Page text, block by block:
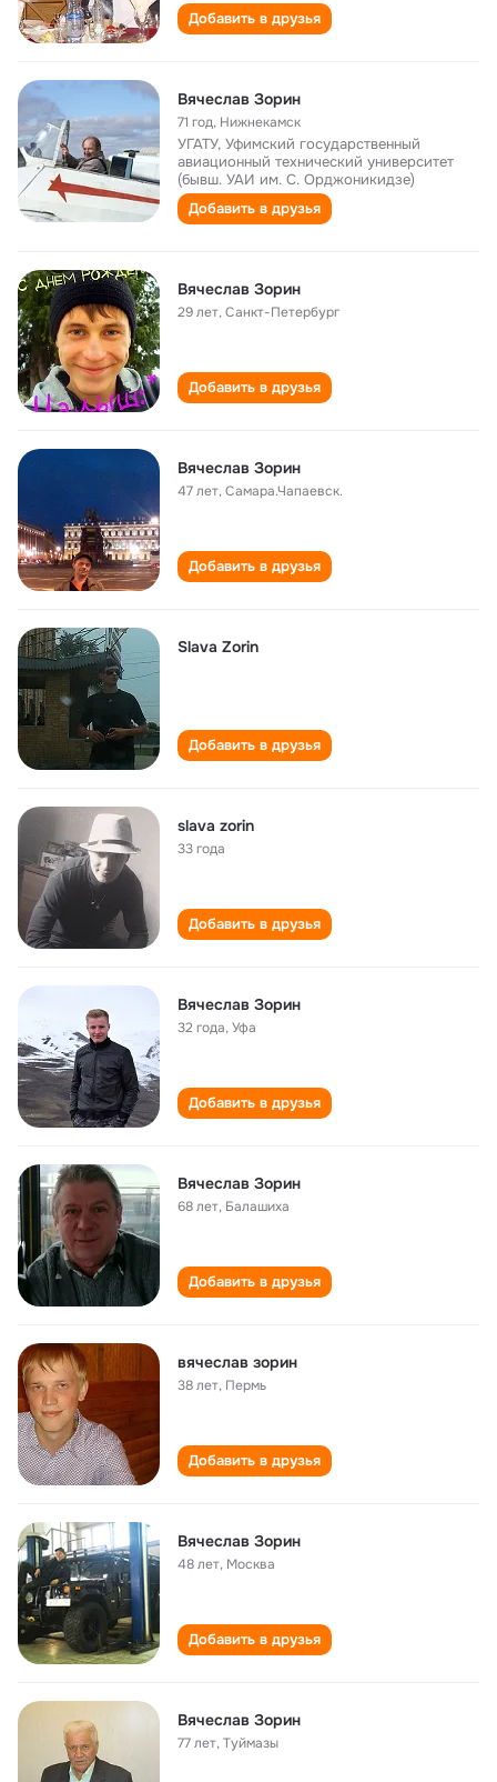
Добавить в друзья
Вячеслав Зорин
71 год, Нижнекамск
УГАТУ, Уфимский государственный
авиационный технический университет
(бывш. УАИ им. С. Орджоникидзе)
Добавить в друзья
Вячеслав Зорин
29 лет,Санкт-Петербург
Добавить в друзья
Вячеслав Зорин
47 лет,Самара.Чапаевск.
Добавить в друзья
Slava Zorin
Добавить в друзья
slava zorin
33 года
Добавить в друзья
Вячеслав Зорин
32 года,Уфа
Добавить в друзья
Вячеслав Зорин
68 лет, Балашиха
Добавить в друзья
вячеслав зорин
38 лет, Пермь
Добавить в друзья
Вячеслав Зорин
48 лет, Москва
Добавить в друзья
Вячеслав Зорин
77 лет,Туймазы